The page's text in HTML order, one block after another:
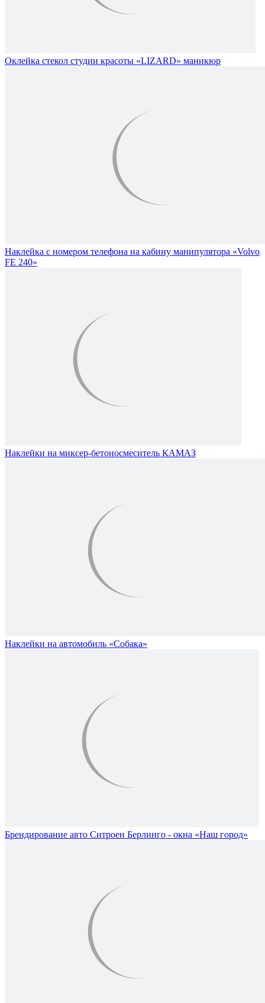
Оклейка стекол студии красоты «LIZARD» маникюр
Наклейка с номером телефона на кабину манипулятора «Volvo
FE 240»
Наклейки на миксер-бетоносмеситель КАМАЗ
Наклейки на автомобиль «Собака»
Брендирование авто Ситроен Берлинго - окна «Наш город»